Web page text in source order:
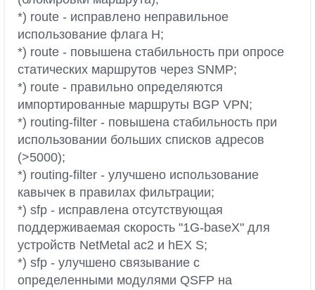
*) route - исправлено неправильное
использование флага H;
*) route - повышена стабильность при опросе
статических маршрутов через SNMP;
*) route - правильно определяются
импортированные маршруты BGP VPN;
*) routing-filter - повышена стабильность при
использовании больших списков адресов
(>5000);
*) routing-filter - улучшено использование
кавычек в правилах фильтрации;
*) sfp - исправлена отсутствующая
поддерживаемая скорость "1G-baseX" для
устройств NetMetal ac2 и hEX S;
*) sfp - улучшено связывание с
определенными модулями QSFP на